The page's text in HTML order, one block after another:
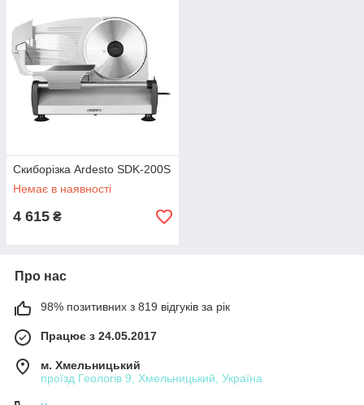
Скиборізка Ardesto SDK-200S
Немає в наявності
4 615 ₴
Про нас
98% позитивних з 819 відгуків за рік
Працює з 24.05.2017
м. Хмельницький
проїзд Геологів 9, Хмельницький, Україна